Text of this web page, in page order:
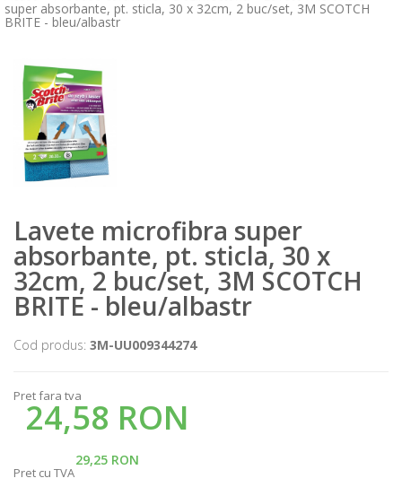
super absorbante, pt. sticla, 30 x 32cm, 2 buc/set, 3M SCOTCH
BRITE - bleu/albastr
Lavete microfibra super
absorbante, pt. sticla, 30 x
32cm, 2 buc/set, 3M SCOTCH
BRITE - bleu/albastr
Cod produs: 3M-UU009344274
Pret fara tva
24,58 RON
29,25 RON
Pret cu TVA